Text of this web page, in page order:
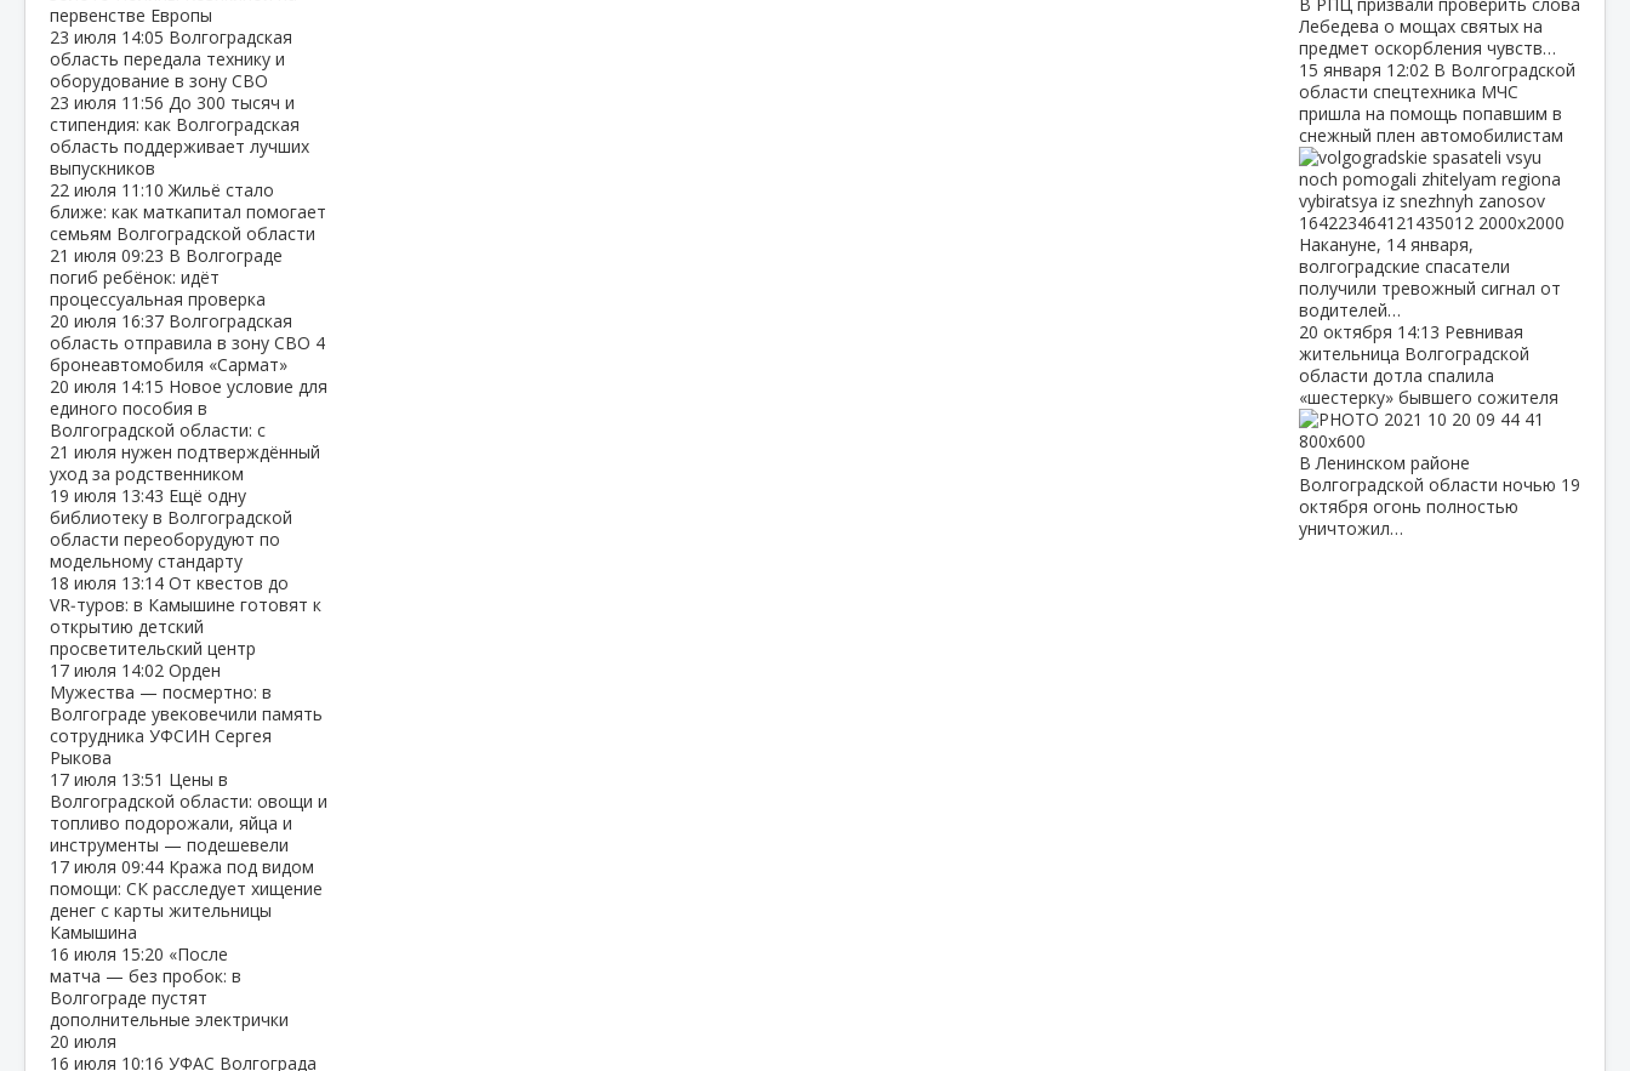
первенстве Европы
23 июля 14:05 Волгоградская
область передала технику и
оборудование в зону СВО
23 июля 11:56 До 300 тысяч и
стипендия: как Волгоградская
область поддерживает лучших
выпускников
22 июля 11:10Жильё стало
ближе: как маткапитал помогает
семьям Волгоградской области
21 июля 09:23 В Волгограде
погиб ребёнок: идёт
процессуальная проверка
20 июля 16:37 Волгоградская
область отправила в зону СВО 4
бронеавтомобиля «Сармат»
20 июля 14:15 Новое условие для
единого пособия в
Волгоградской области: с
21 июля нужен подтверждённый
уход за родственником
19 июля 13:43 Ещё одну
библиотеку в Волгоградской
области переоборудуют по
модельному стандарту
18 июля 13:14 От квестов до
VR‑туров: в Камышине готовят к
открытию детский
просветительский центр
17 июля 14:02 Орден
Мужества — посмертно: в
Волгограде увековечили память
сотрудника УФСИН Сергея
Рыкова
17 июля 13:51 Цены в
Волгоградской области: овощи и
топливо подорожали, яйца и
инструменты — подешевели
17 июля 09:44 Кража под видом
помощи: СК расследует хищение
денег с карты жительницы
Камышина
16 июля 15:20 «После
матча — без пробок: в
Волгограде пустят
дополнительные электрички
20 июля
16 июля 10:16 УФАС Волгограда
Лебедева о мощах святых на
предмет оскорбления чувств…
15 января 12:02 В Волгоградской
области спецтехника МЧС
пришла на помощь попавшим в
снежный плен автомобилистам
Накануне, 14 января,
волгоградские спасатели
получили тревожный сигнал от
водителей…
20 октября 14:13 Ревнивая
жительница Волгоградской
области дотла спалила
«шестерку» бывшего сожителя
В Ленинском районе
Волгоградской области ночью 19
октября огонь полностью
уничтожил…